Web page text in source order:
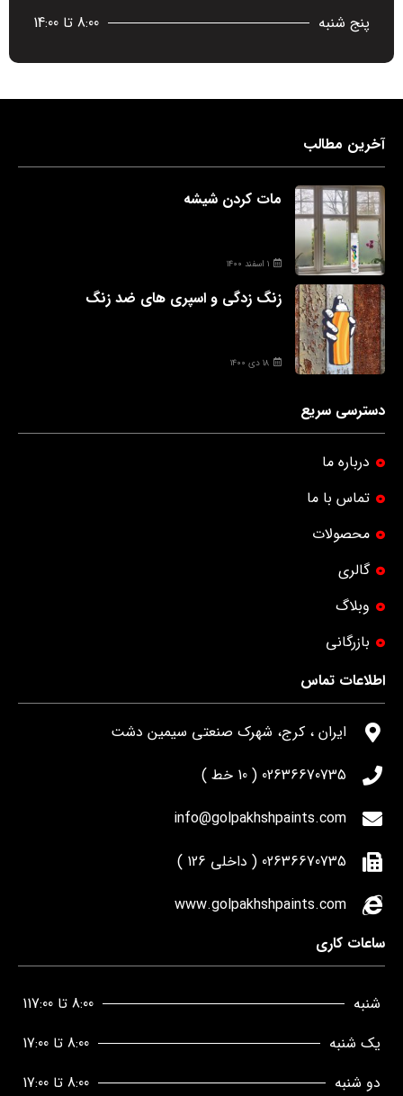
پنج شنبه
8:00 تا 14:00
آخرین مطالب
مات کردن شیشه
۱ اسفند ۱۴۰۰
زنگ زدگی و اسپری های ضد زنگ
۱۸ دی ۱۴۰۰
دسترسی سریع
درباره ما
تماس با ما
محصولات
گالری
وبلاگ
بازرگانی
اطلاعات تماس
ایران ، کرج، شهرک صنعتی سیمین دشت
02636670735 ( 10 خط )
info@golpakhshpaints.com
02636670735 ( داخلی 126 )
www.golpakhshpaints.com
ساعات کاری
شنبه
8:00 تا 117:00
یک شنبه
8:00 تا 17:00
دو شنبه
8:00 تا 17:00